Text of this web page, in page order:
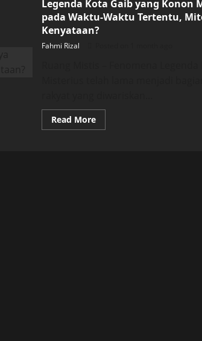
Legenda Kota Gaib yang Konon
pada Waktu-Waktu Tertentu,
Kenyataan?
Fahmi Rizal
Read MoreRead
more